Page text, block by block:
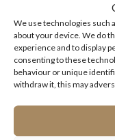
We use technologies such
about your device. We do
experience and to display
consenting to these
behaviour or unique
withdraw it, this may